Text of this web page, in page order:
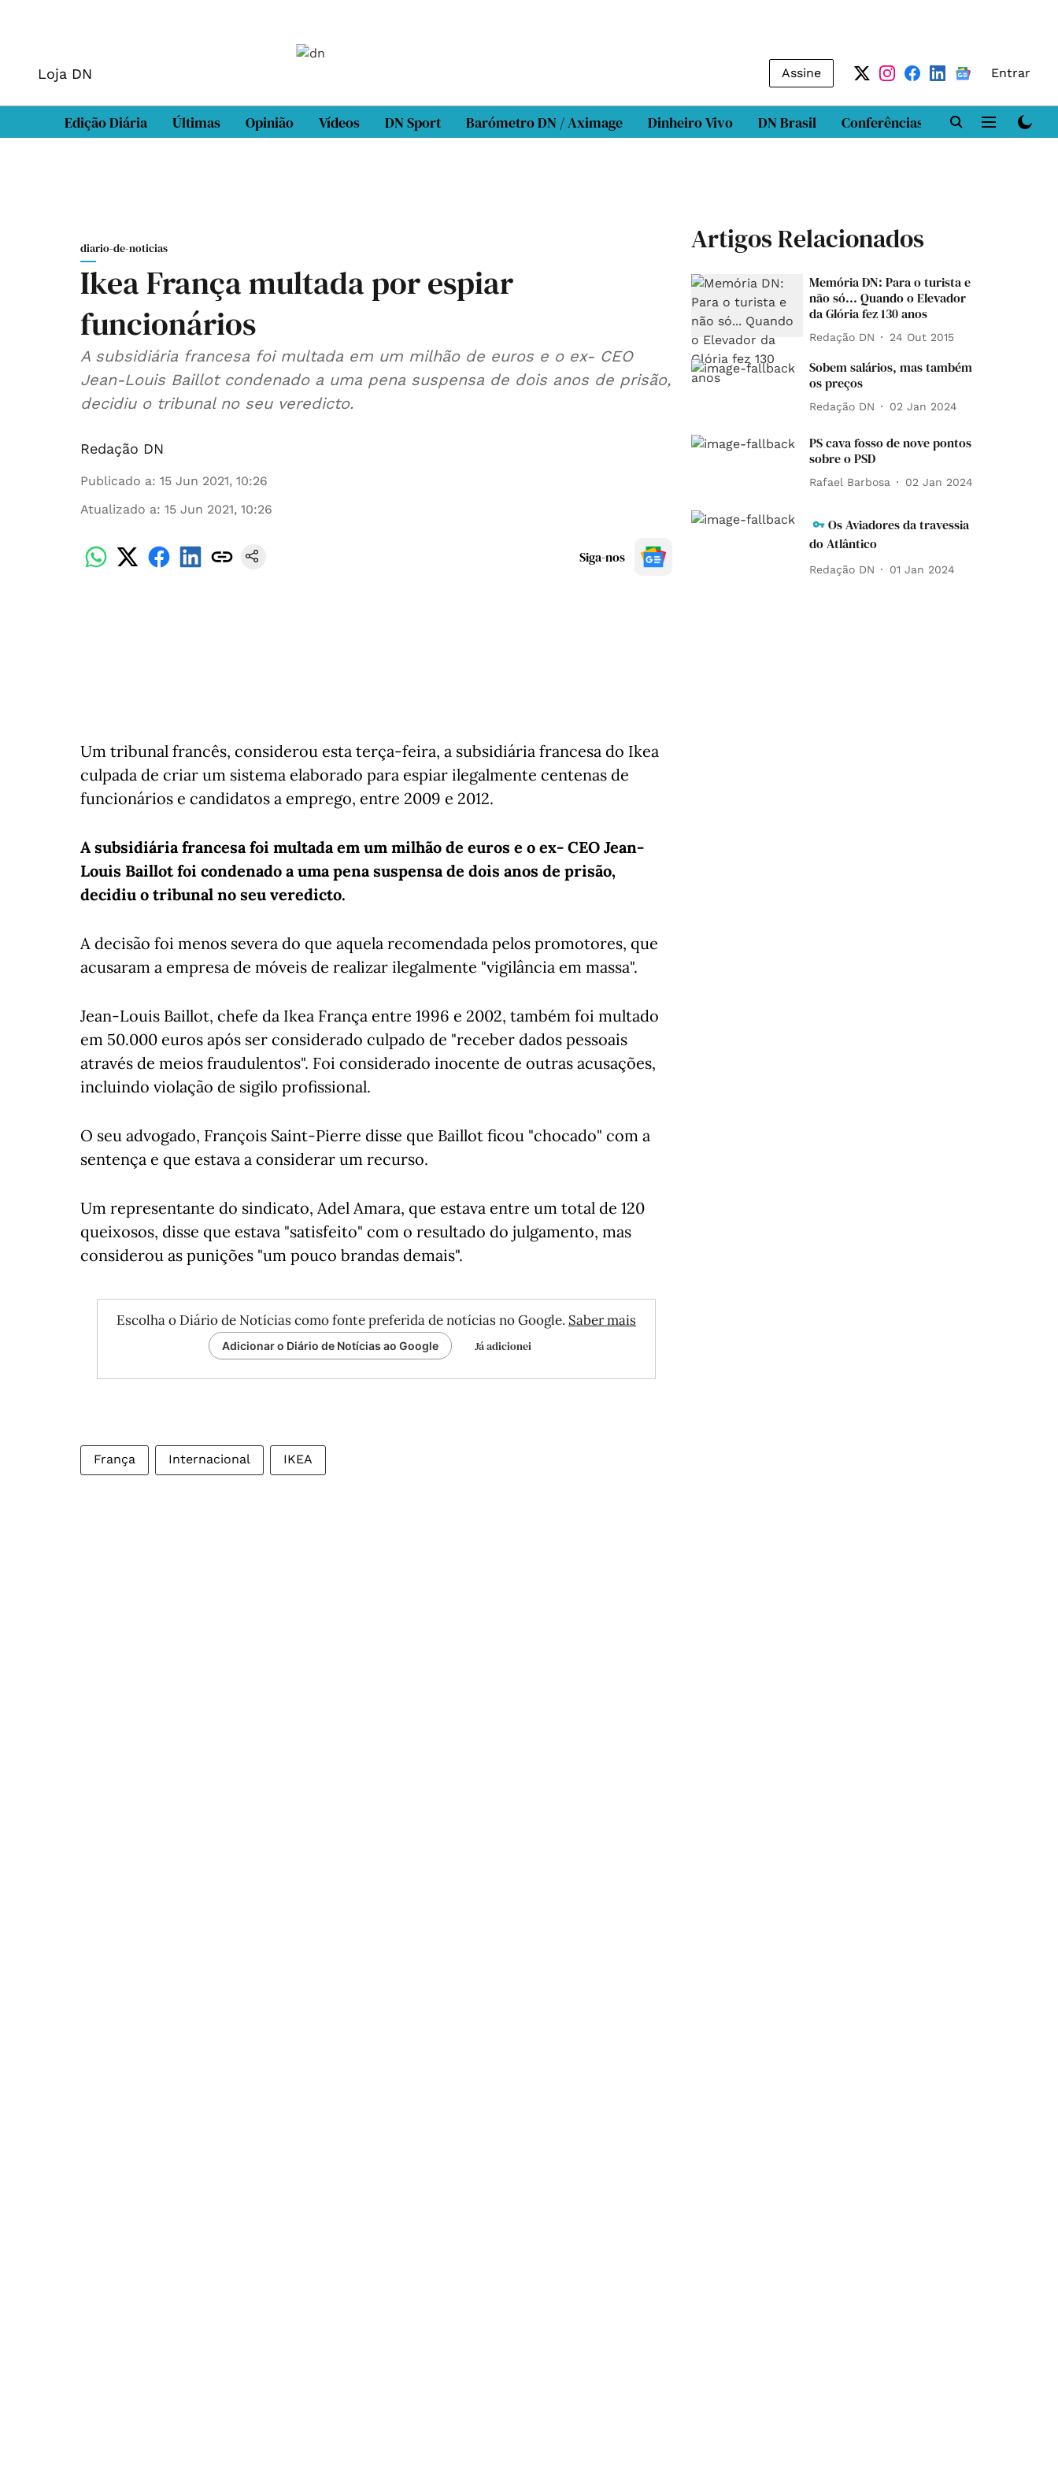
Loja DN Assine Entrar
Edição Diária Últimas Opinião Vídeos DN Sport Barómetro DN / Aximage Dinheiro Vivo DN Brasil Conferências DN LAB
diario-de-noticias
Ikea França multada por espiar
funcionários
A subsidiária francesa foi multada em um milhão de euros e o ex- CEO
Jean-Louis Baillot condenado a uma pena suspensa de dois anos de prisão,
decidiu o tribunal no seu veredicto.
Redação DN
Publicado a: 15 Jun 2021, 10:26
Atualizado a: 15 Jun 2021, 10:26
Siga-nos
Um tribunal francês, considerou esta terça-feira, a subsidiária francesa do Ikea
culpada de criar um sistema elaborado para espiar ilegalmente centenas de
funcionários e candidatos a emprego, entre 2009 e 2012.
A subsidiária francesa foi multada em um milhão de euros e o ex- CEO Jean-
Louis Baillot foi condenado a uma pena suspensa de dois anos de prisão,
decidiu o tribunal no seu veredicto.
A decisão foi menos severa do que aquela recomendada pelos promotores, que
acusaram a empresa de móveis de realizar ilegalmente "vigilância em massa".
Jean-Louis Baillot, chefe da Ikea França entre 1996 e 2002, também foi multado
em 50.000 euros após ser considerado culpado de "receber dados pessoais
através de meios fraudulentos". Foi considerado inocente de outras acusações,
incluindo violação de sigilo profissional.
O seu advogado, François Saint-Pierre disse que Baillot ficou "chocado" com a
sentença e que estava a considerar um recurso.
Um representante do sindicato, Adel Amara, que estava entre um total de 120
queixosos, disse que estava "satisfeito" com o resultado do julgamento, mas
considerou as punições "um pouco brandas demais".
Escolha o Diário de Notícias como fonte preferida de notícias no Google. Saber mais
Adicionar o Diário de Notícias ao Google Já adicionei
França Internacional IKEA
Artigos Relacionados
Memória DN: Para o turista e
não só... Quando o Elevador
da Glória fez 130 anos
Redação DN 24 Out 2015
Sobem salários, mas também
os preços
Redação DN 02 Jan 2024
PS cava fosso de nove pontos
sobre o PSD
Rafael Barbosa 02 Jan 2024
Os Aviadores da travessia
do Atlântico
Redação DN 01 Jan 2024